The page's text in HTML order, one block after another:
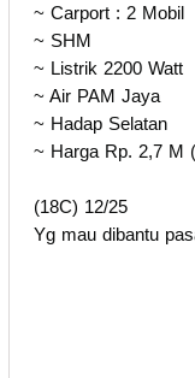
~ Carport : 2 Mobil
~ SHM
~ Listrik 2200 Watt
~ Air PAM Jaya
~ Hadap Selatan
~ Harga Rp. 2,7 M
(18C) 12/25
Yg mau dibantu